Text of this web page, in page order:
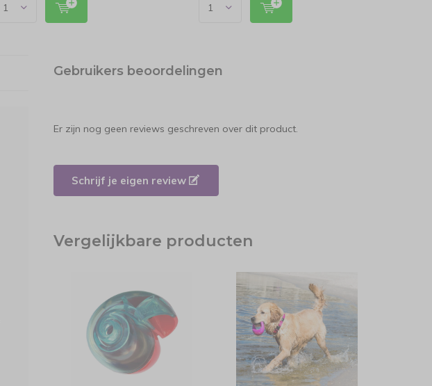
Gebruikers beoordelingen
Er zijn nog geen reviews geschreven over dit product.
Schrijf je eigen review
Vergelijkbare producten